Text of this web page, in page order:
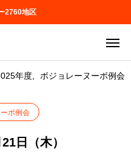
2760地区
年度 ボジョレーヌーボ例会
ボ例会
日（木）